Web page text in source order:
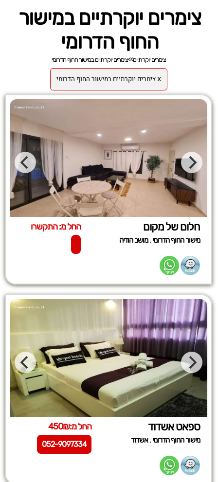
צימרים יוקרתיים במישור
החוף הדרומי
צימרים יוקרתיים>>צימרים יוקרתיים במישור החוף הדרומי
X צימרים יוקרתיים במישור החוף הדרומי
חלום של מקום החל מ: התקשרו
מישור החוף הדרומי ,מושב הודיה
ספאט אשדוד החל מ:450₪
מישור החוף הדרומי ,אשדוד 052-9097334